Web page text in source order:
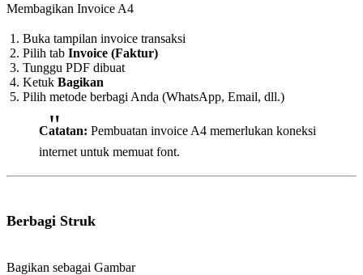
Membagikan Invoice A4
Buka tampilan invoice transaksi
Pilih tab Invoice (Faktur)
Tunggu PDF dibuat
Ketuk Bagikan
Pilih metode berbagi Anda (WhatsApp, Email, dll.)
Catatan: Pembuatan invoice A4 memerlukan koneksi
internet untuk memuat font.
Berbagi Struk
Bagikan sebagai Gambar